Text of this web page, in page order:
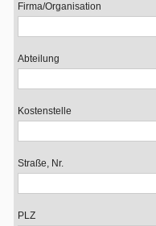
Firma/Organisation
Abteilung
Kostenstelle
Straße, Nr.
PLZ